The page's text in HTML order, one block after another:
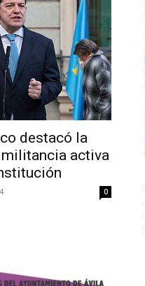
destacó la
activa
0